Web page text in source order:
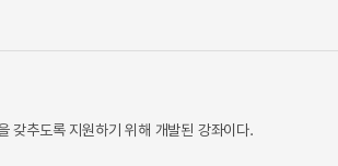
갖추도록 지원하기 위해 개발된 강좌이다.